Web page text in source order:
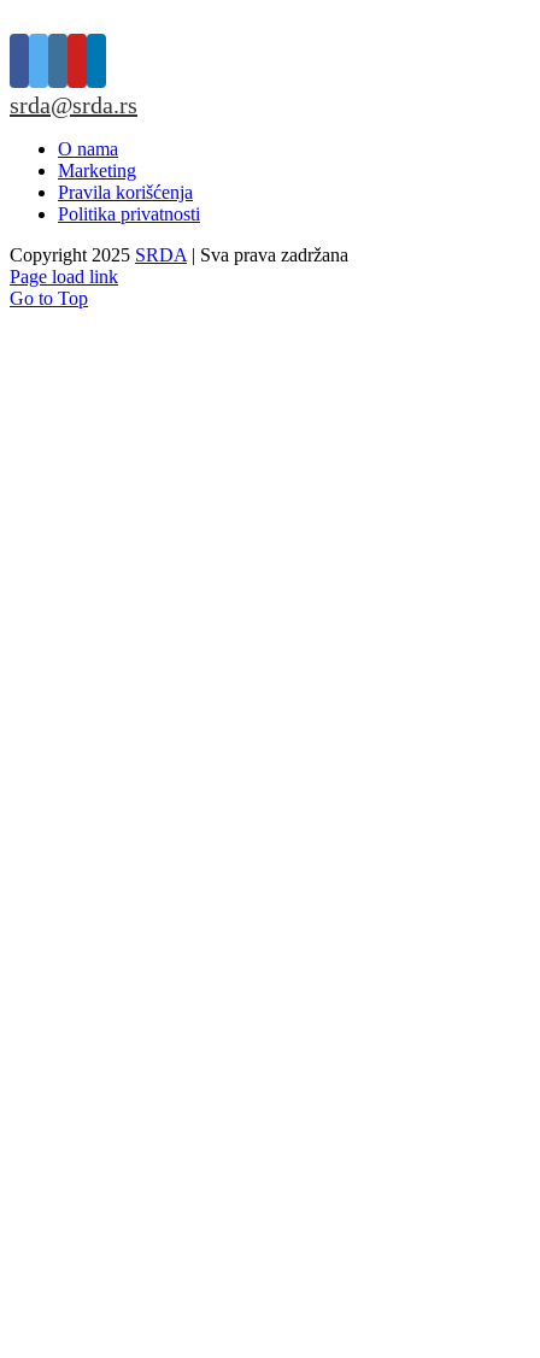
srda@srda.rs
O nama
Marketing
Pravila korišćenja
Politika privatnosti
Copyright 2025 SRDA | Sva prava zadržana
Page load link
Go to Top